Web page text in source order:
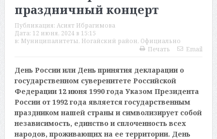
праздничный концерт
Публикация: Асият Ибрагимова
Дата: 12 июня, 2024 в 15:15
в: Муниципалитеты, Ногайский район, Официально
Печать
Email
День России или День принятия декларации о
государственном суверенитете Российской
Федерации 12 июня 1990 года Указом Президента
России от 1992 года является государственным
праздником нашей страны и символизирует собой
независимость, единство и сплоченность всех
народов, проживающих на ее территории. День